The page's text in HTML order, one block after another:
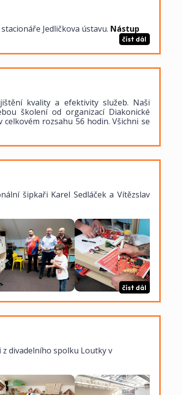
Jedličkova ústavu. Nástup
číst dál
kvality a efektivity služeb. Naši
školení od organizací Diakonické
celkovém rozsahu 56 hodin. Všichni se
šipkaři Karel Sedláček a Vítězslav
číst dál
divadelního spolku Loutky v